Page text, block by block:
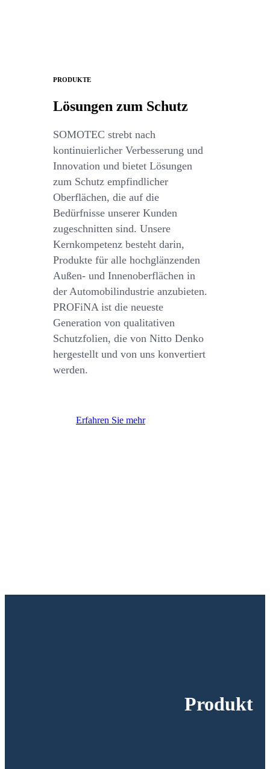
PRODUKTE
Lösungen zum Schutz
SOMOTEC strebt nach
kontinuierlicher Verbesserung und
Innovation und bietet Lösungen
zum Schutz empfindlicher
Oberflächen, die auf die
Bedürfnisse unserer Kunden
zugeschnitten sind. Unsere
Kernkompetenz besteht darin,
Produkte für alle hochglänzenden
Außen- und Innenoberflächen in
der Automobilindustrie anzubieten.
PROFiNA ist die neueste
Generation von qualitativen
Schutzfolien, die von Nitto Denko
hergestellt und von uns konvertiert
werden.
Erfahren Sie mehr
Produkt